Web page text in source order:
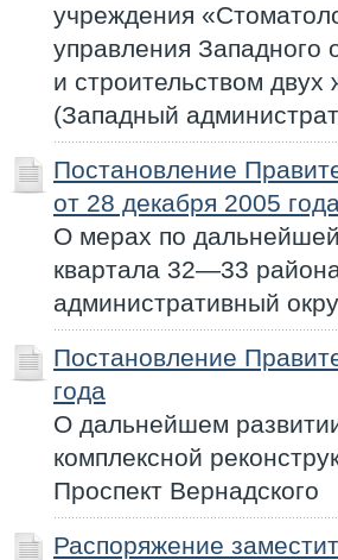
учреждения
управления Западного
и строительством
(Западный
Постановление
от 28 декабря 2005
О мерах по
квартала 32—33
административный
Постановление
года
О дальнейшем
комплексной
Проспект Вернадского
Распоряжение